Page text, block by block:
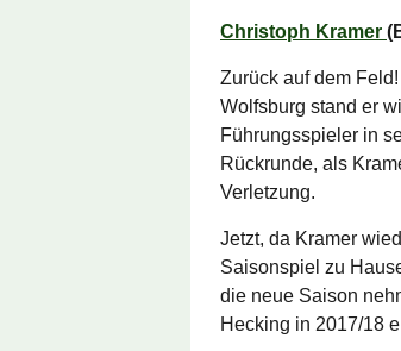
Christoph Kramer
Zurück auf dem
Wolfsburg stand er
Führungsspieler in
Rückrunde, als
Verletzung.
Jetzt, da Kramer
Saisonspiel zu
die neue Saison
Hecking in 2017/18